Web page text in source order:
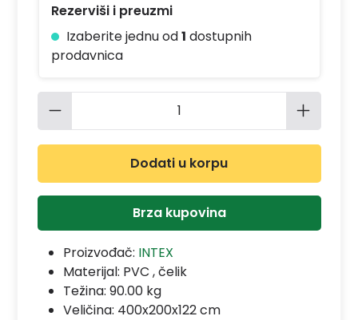
Rezerviši i preuzmi
Izaberite jednu od1 dostupnih
prodavnica
Količina proizvoda: Unesite
Dodati u korpu
Brza kupovina
Proizvođač: INTEX
Materijal: PVC , čelik
Težina: 90.00 kg
Veličina: 400x200x122 cm